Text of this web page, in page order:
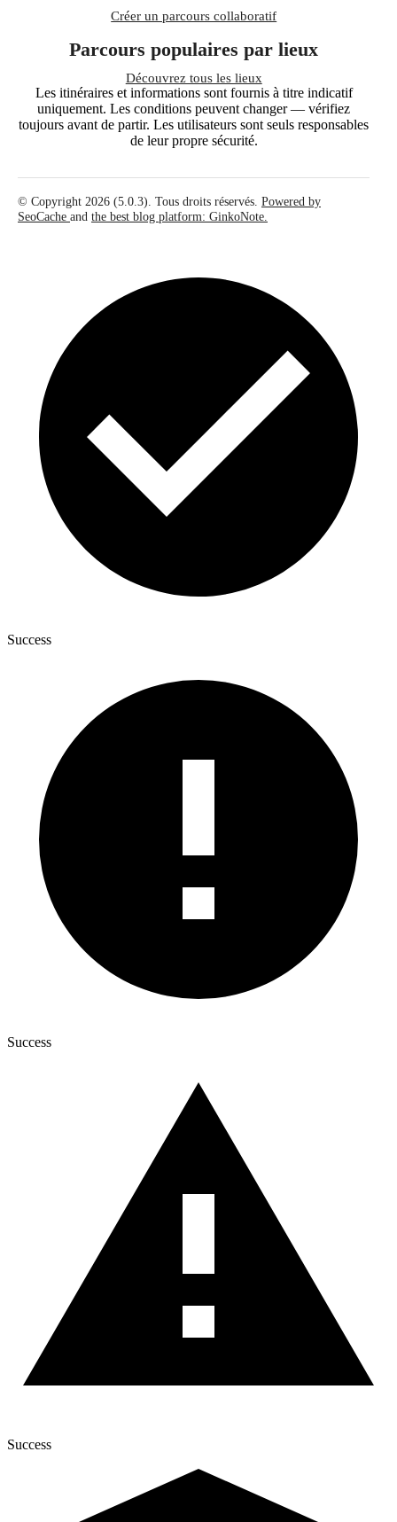
Créer un parcours collaboratif
Parcours populaires par lieux
Découvrez tous les lieux
Les itinéraires et informations sont fournis à titre indicatif
uniquement. Les conditions peuvent changer — vérifiez
toujours avant de partir. Les utilisateurs sont seuls responsables
de leur propre sécurité.
© Copyright 2026 (5.0.3). Tous droits réservés. Powered by
SeoCache and the best blog platform: GinkoNote.
Success
Success
Success